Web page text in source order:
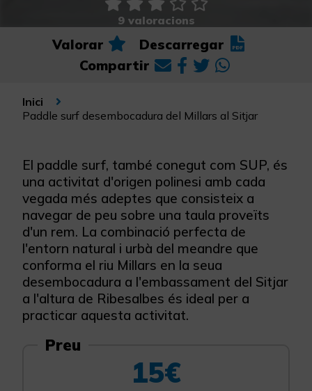
9 valoracions
Valorar
Descarregar
Compartir
Inici
Paddle surf desembocadura del Millars al Sitjar
El paddle surf, també conegut com SUP, és
una activitat d'origen polinesi amb cada
vegada més adeptes que consisteix a
navegar de peu sobre una taula proveïts
d'un rem. La combinació perfecta de
l'entorn natural i urbà del meandre que
conforma el riu Millars en la seua
desembocadura a l'embassament del Sitjar
a l'altura de Ribesalbes és ideal per a
practicar aquesta activitat.
Preu
15€